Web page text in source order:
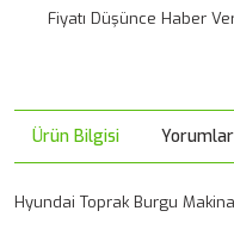
Fiyatı Düşünce Haber
Ürün Bilgisi Yorumlar
Hyundai Toprak Burgu